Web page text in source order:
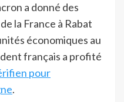
a donné des
la France à Rabat
économiques au
français a profité
pour
.